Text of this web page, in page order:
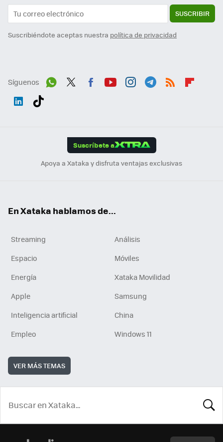
SUSCRIBIR
Suscribiéndote aceptas nuestra política de privacidad
Síguenos
Suscríbete a
Apoya a Xataka y disfruta ventajas exclusivas
En Xataka hablamos de...
Streaming
Análisis
Espacio
Móviles
Energía
Xataka Movilidad
Apple
Samsung
Inteligencia artificial
China
Empleo
Windows 11
VER MÁS TEMAS